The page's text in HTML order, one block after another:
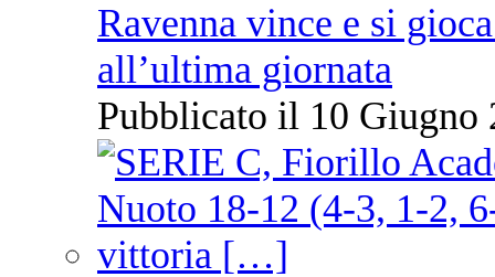
Ravenna vince e si
all’ultima giornata
Pubblicato il 10 Giugno